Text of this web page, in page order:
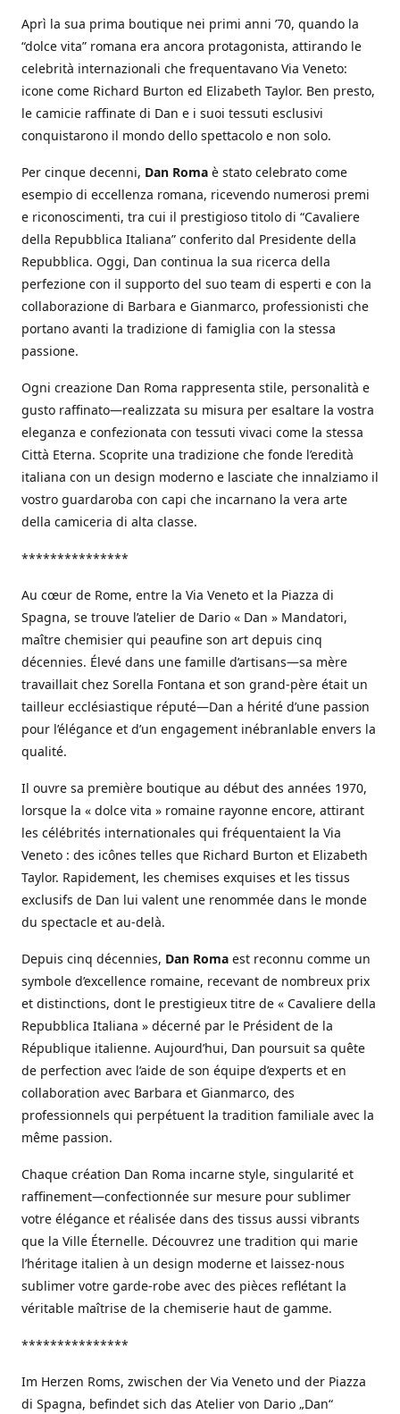
Aprì la sua prima boutique nei primi anni ’70, quando la
“dolce vita” romana era ancora protagonista, attirando le
celebrità internazionali che frequentavano Via Veneto:
icone come Richard Burton ed Elizabeth Taylor. Ben presto,
le camicie raffinate di Dan e i suoi tessuti esclusivi
conquistarono il mondo dello spettacolo e non solo.
Per cinque decenni, Dan Roma è stato celebrato come
esempio di eccellenza romana, ricevendo numerosi premi
e riconoscimenti, tra cui il prestigioso titolo di “Cavaliere
della Repubblica Italiana” conferito dal Presidente della
Repubblica. Oggi, Dan continua la sua ricerca della
perfezione con il supporto del suo team di esperti e con la
collaborazione di Barbara e Gianmarco, professionisti che
portano avanti la tradizione di famiglia con la stessa
passione.
Ogni creazione Dan Roma rappresenta stile, personalità e
gusto raffinato—realizzata su misura per esaltare la vostra
eleganza e confezionata con tessuti vivaci come la stessa
Città Eterna. Scoprite una tradizione che fonde l’eredità
italiana con un design moderno e lasciate che innalziamo il
vostro guardaroba con capi che incarnano la vera arte
della camiceria di alta classe.
***************
Au cœur de Rome, entre la Via Veneto et la Piazza di
Spagna, se trouve l’atelier de Dario « Dan » Mandatori,
maître chemisier qui peaufine son art depuis cinq
décennies. Élevé dans une famille d’artisans—sa mère
travaillait chez Sorella Fontana et son grand-père était un
tailleur ecclésiastique réputé—Dan a hérité d’une passion
pour l’élégance et d’un engagement inébranlable envers la
qualité.
Il ouvre sa première boutique au début des années 1970,
lorsque la « dolce vita » romaine rayonne encore, attirant
les célébrités internationales qui fréquentaient la Via
Veneto : des icônes telles que Richard Burton et Elizabeth
Taylor. Rapidement, les chemises exquises et les tissus
exclusifs de Dan lui valent une renommée dans le monde
du spectacle et au-delà.
Depuis cinq décennies, Dan Roma est reconnu comme un
symbole d’excellence romaine, recevant de nombreux prix
et distinctions, dont le prestigieux titre de « Cavaliere della
Repubblica Italiana » décerné par le Président de la
République italienne. Aujourd’hui, Dan poursuit sa quête
de perfection avec l’aide de son équipe d’experts et en
collaboration avec Barbara et Gianmarco, des
professionnels qui perpétuent la tradition familiale avec la
même passion.
Chaque création Dan Roma incarne style, singularité et
raffinement—confectionnée sur mesure pour sublimer
votre élégance et réalisée dans des tissus aussi vibrants
que la Ville Éternelle. Découvrez une tradition qui marie
l’héritage italien à un design moderne et laissez-nous
sublimer votre garde-robe avec des pièces reflétant la
véritable maîtrise de la chemiserie haut de gamme.
***************
Im Herzen Roms, zwischen der Via Veneto und der Piazza
di Spagna, befindet sich das Atelier von Dario „Dan“